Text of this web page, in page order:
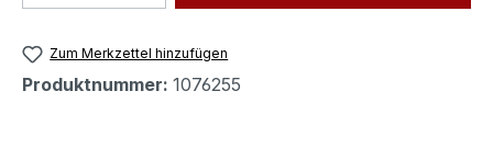
Zum Merkzettel hinzufügen
Produktnummer: 1076255